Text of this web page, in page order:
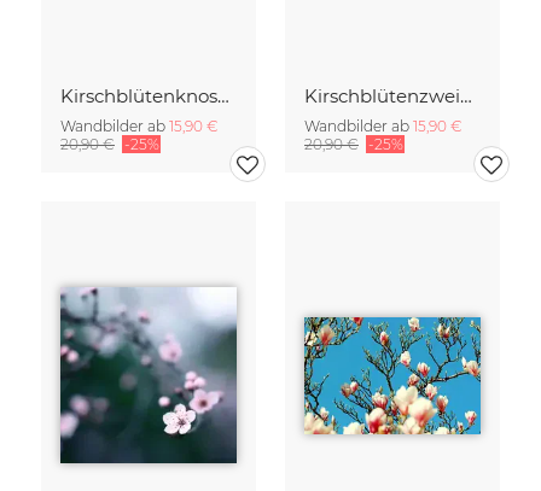
Kirschblütenknospen Doppelbelichtung
Wandbilder ab 15,90 €
20,90 € -25%
Kirschblütenzweig mit vielen Blüten
Wandbilder ab 15,90 €
20,90 € -25%